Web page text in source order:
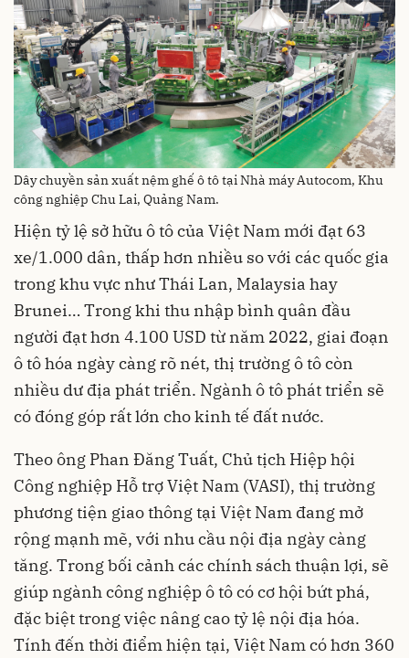
Dây chuyền sản xuất nệm ghế ô tô tại Nhà máy Autocom, Khu
công nghiệp Chu Lai, Quảng Nam.
Hiện tỷ lệ sở hữu ô tô của Việt Nam mới đạt 63
xe/1.000 dân, thấp hơn nhiều so với các quốc gia
trong khu vực như Thái Lan, Malaysia hay
Brunei… Trong khi thu nhập bình quân đầu
người đạt hơn 4.100 USD từ năm 2022, giai đoạn
ô tô hóa ngày càng rõ nét, thị trường ô tô còn
nhiều dư địa phát triển. Ngành ô tô phát triển sẽ
có đóng góp rất lớn cho kinh tế đất nước.
Theo ông Phan Đăng Tuất, Chủ tịch Hiệp hội
Công nghiệp Hỗ trợ Việt Nam (VASI), thị trường
phương tiện giao thông tại Việt Nam đang mở
rộng mạnh mẽ, với nhu cầu nội địa ngày càng
tăng. Trong bối cảnh các chính sách thuận lợi, sẽ
giúp ngành công nghiệp ô tô có cơ hội bứt phá,
đặc biệt trong việc nâng cao tỷ lệ nội địa hóa.
Tính đến thời điểm hiện tại, Việt Nam có hơn 360